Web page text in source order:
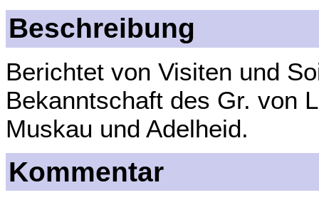
Beschreibung
Berichtet von Visiten und
Bekanntschaft des Gr. von
Muskau und Adelheid.
Kommentar